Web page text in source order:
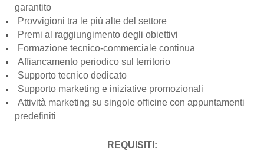
garantito
Provvigioni tra le più alte del settore
Premi al raggiungimento degli obiettivi
Formazione tecnico-commerciale continua
Affiancamento periodico sul territorio
Supporto tecnico dedicato
Supporto marketing e iniziative promozionali
Attività marketing su singole officine con appuntamenti
predefiniti
REQUISITI: